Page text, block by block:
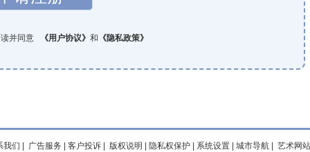
并同意 《用户协议》 和 《隐私政策》
我们 广告服务 客户投诉 版权说明 隐私权保护 系统设置 城市导航
艺术网站